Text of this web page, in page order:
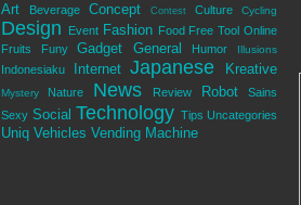
Art Beverage Concept Contest Culture Cycling
Design Event Fashion Food Free Tool Online
Fruits
Funy Gadget General Humor Illusions
Indonesiaku Internet Japanese Kreative
Mystery Nature News Review Robot
Sains
Sexy Social Technology Tips Uncategories
Uniq Vehicles Vending Machine